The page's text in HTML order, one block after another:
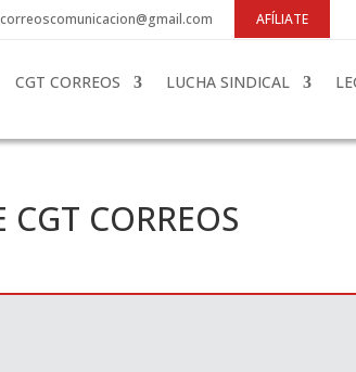
AFÍLIATE
CGT CORREOS LUCHA SINDICAL
CGT CORREOS